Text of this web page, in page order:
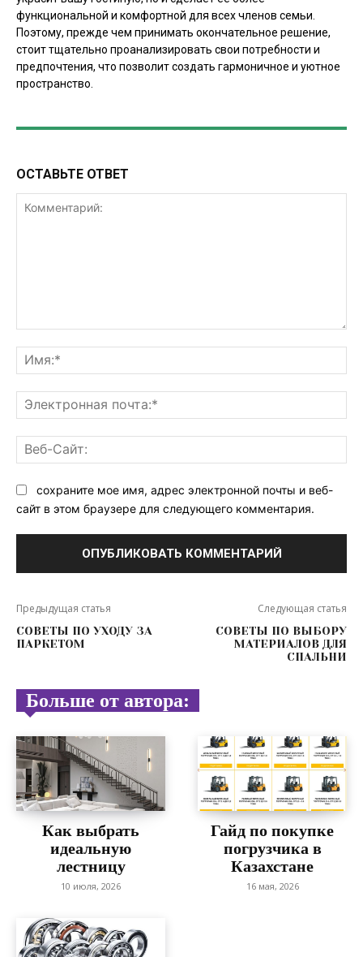
функциональной и комфортной для всех членов семьи.
Поэтому, прежде чем принимать окончательное решение,
стоит тщательно проанализировать свои потребности и
предпочтения, что позволит создать гармоничное и уютное
пространство.
ОСТАВЬТЕ ОТВЕТ
сохраните мое имя, адрес электронной почты и веб-
сайт в этом браузере для следующего комментария.
Предыдущая статья
СОВЕТЫ ПО УХОДУ ЗА
ПАРКЕТОМ
Следующая статья
СОВЕТЫ ПО ВЫБОРУ
МАТЕРИАЛОВ ДЛЯ
СПАЛЬНИ
Больше от автора:
Как выбрать
идеальную
лестницу
10 июля, 2026
Гайд по покупке
погрузчика в
Казахстане
16 мая, 2026